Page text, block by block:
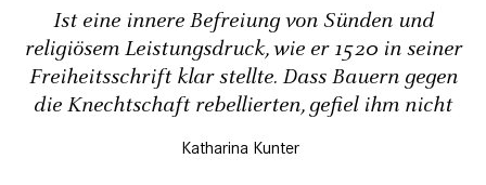
Ist eine innere Befreiung von Sünden und
religiösem Leistungsdruck, wie er 1520 in seiner
Freiheitsschrift klar stellte. Dass Bauern gegen
die Knechtschaft rebellierten, gefiel ihm nicht
Katharina Kunter